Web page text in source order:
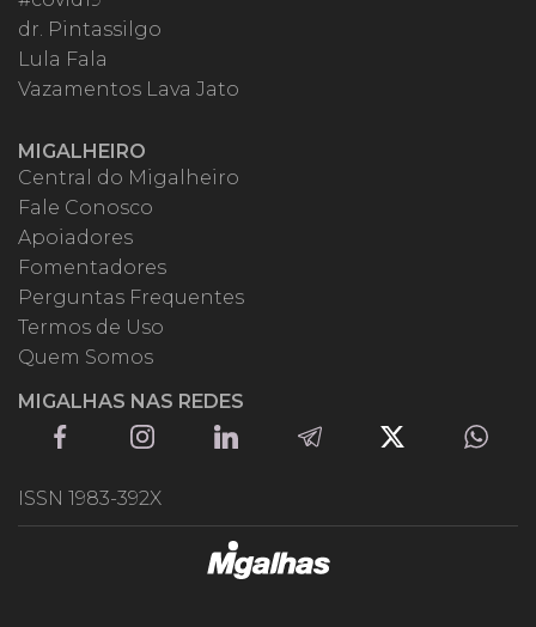
dr. Pintassilgo
Lula Fala
Vazamentos Lava Jato
MIGALHEIRO
Central do Migalheiro
Fale Conosco
Apoiadores
Fomentadores
Perguntas Frequentes
Termos de Uso
Quem Somos
MIGALHAS NAS REDES
ISSN 1983-392X